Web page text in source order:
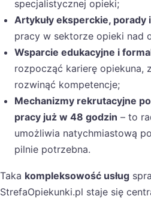
specjalistycznej opieki;
Artykuły eksperckie, porady
pracy w sektorze opieki nad
Wsparcie edukacyjne i
rozpocząć karierę
rozwinąć kompetencje;
Mechanizmy rekrutacyjne
pracy już w 48 godzin – to
umożliwia natychmiastową
pilnie potrzebna.
Taka kompleksowość usług
StrefaOpiekunki.pl staje się